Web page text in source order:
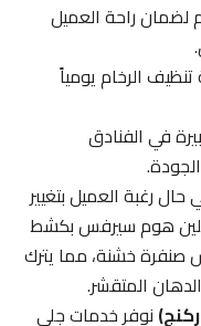
راحة العميل
الرخام يومياً
في الفنادق
رغبة العميل بتغيير
هوم سيرفس بكشط
خشنة، مما يترك
المتقشر.
نوفر خدمات جلي